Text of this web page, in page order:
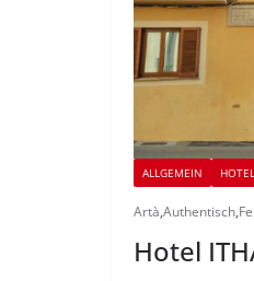
ALLGEMEIN
Artà,Authentisch,
Hotel